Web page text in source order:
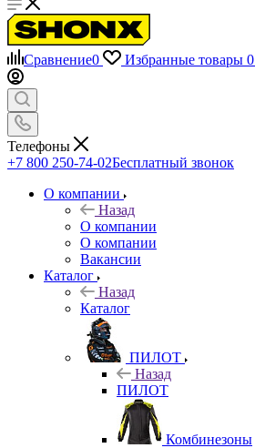
Сравнение0 Избранные товары 0
Телефоны
+7 800 250-74-02Бесплатный звонок
О компании
Назад
О компании
О компании
Вакансии
Каталог
Назад
Каталог
ПИЛОТ
Назад
ПИЛОТ
Комбинезоны